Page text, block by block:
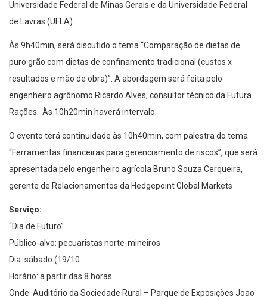
Universidade Federal de Minas Gerais e da Universidade Federal
de Lavras (UFLA).
Às 9h40min, será discutido o tema “Comparação de dietas de
puro grão com dietas de confinamento tradicional (custos x
resultados e mão de obra)”. A abordagem será feita pelo
engenheiro agrônomo Ricardo Alves, consultor técnico da Futura
Rações. Às 10h20min haverá intervalo.
O evento terá continuidade às 10h40min, com palestra do tema
“Ferramentas financeiras para gerenciamento de riscos”, que será
apresentada pelo engenheiro agrícola Bruno Souza Cerqueira,
gerente de Relacionamentos da Hedgepoint Global Markets
Serviço:
“Dia de Futuro”
Público-alvo: pecuaristas norte-mineiros
Dia: sábado (19/10
Horário: a partir das 8 horas
Onde: Auditório da Sociedade Rural – Parque de Exposições Joao